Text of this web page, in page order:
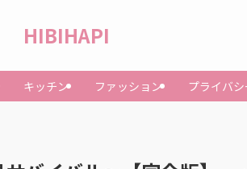
HIBIHAPI
キッチン ファッション プライバ